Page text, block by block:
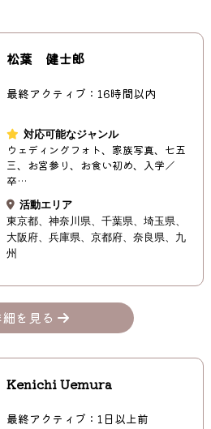
松葉 健士郎
最終アクティブ：16時間以内
対応可能なジャンル
ウェディングフォト、家族写真、七五
三、お宮参り、お食い初め、入学／
卒…
活動エリア
東京都
神奈川県 千葉県
埼玉県
大阪府
兵庫県 京都府 奈良県
九
州
を見る
Kenichi Uemura
最終アクティブ：1日以上前